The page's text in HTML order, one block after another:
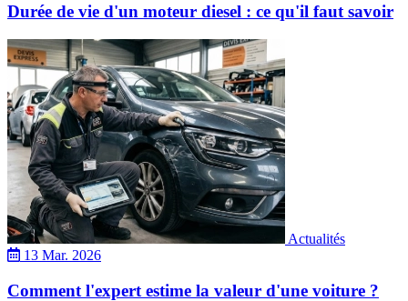
Durée de vie d'un moteur diesel : ce qu'il faut savoir
Actualités
13 Mar. 2026
Comment l'expert estime la valeur d'une voiture ?